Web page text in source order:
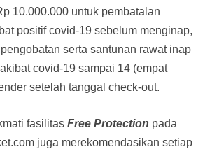
10.000.000 untuk pembatalan
positif covid-19 sebelum menginap,
serta santunan rawat inap
covid-19 sampai 14 (empat
setelah tanggal check-out.
fasilitas Free Protection pada
juga merekomendasikan setiap